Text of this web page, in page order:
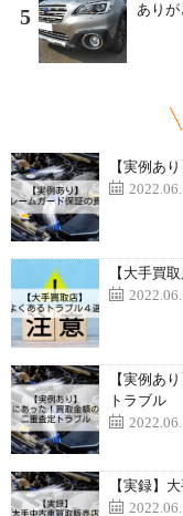
5
ありが
【実例あ
【大手買
【実例あ
トラブル
【実録】